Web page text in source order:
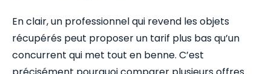
En clair, un professionnel qui revend les objets
récupérés peut proposer un tarif plus bas qu’un
concurrent qui met tout en benne. C’est